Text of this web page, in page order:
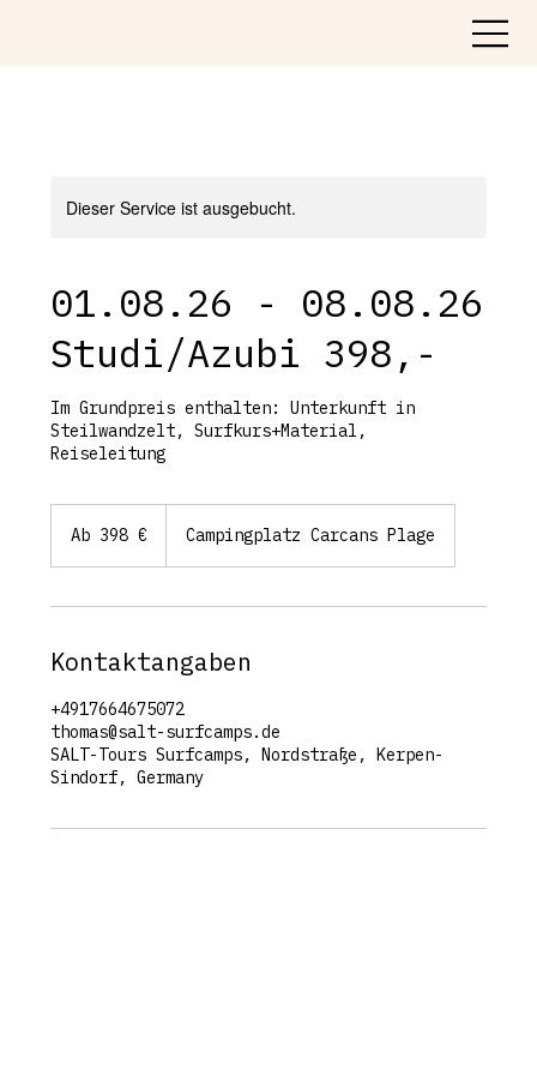
Dieser Service ist ausgebucht.
01.08.26 - 08.08.26
Studi/Azubi 398,-
Im Grundpreis enthalten: Unterkunft in
Steilwandzelt, Surfkurs+Material,
Reiseleitung
EuroAb 398 € Campingplatz Carcans Plage
Kontaktangaben
+4917664675072
thomas@salt-surfcamps.de
SALT-Tours Surfcamps, Nordstraße, Kerpen-
Sindorf, Germany